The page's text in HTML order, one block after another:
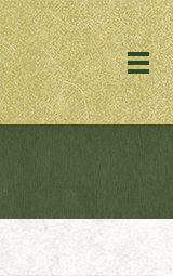
メ